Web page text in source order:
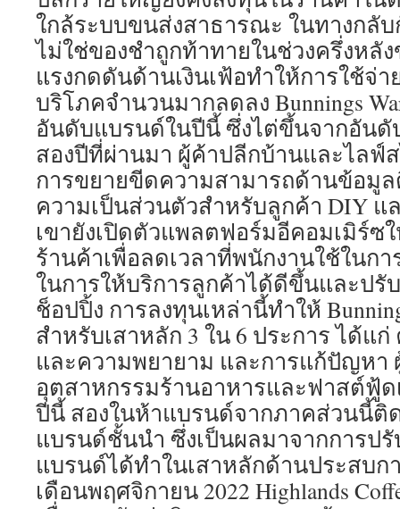
ใกล้ระบบขนส่งสาธารณะ ในทางกลั
ไม่ใช่ของชำถูกท้าทายในช่วงครึ่งหลัง
แรงกดดันด้านเงินเฟ้อทำให้การใช้จ่
บริโภคจำนวนมากลดลง Bunnings
อันดับแบรนด์ในปีนี้ ซึ่งไต่ขึ้นจากอันดั
สองปีที่ผ่านมา ผู้ค้าปลีกบ้านและไลฟ์
การขยายขีดความสามารถด้านข้อมู
ความเป็นส่วนตัวสำหรับลูกค้า DIY แ
เขายังเปิดตัวแพลตฟอร์มอีคอมเมิร์ซ
ร้านค้าเพื่อลดเวลาที่พนักงานใช้ในก
ในการให้บริการลูกค้าได้ดีขึ้นและปรั
ช็อปปิ้ง การลงทุนเหล่านี้ทำให้
สำหรับเสาหลัก 3 ใน 6 ประการ ได้แ
และความพยายาม และการแก้ปัญหา
อุตสาหกรรมร้านอาหารและฟาสต์ฟู้
ปีนี้ สองในห้าแบรนด์จากภาคส่วนนี้ติ
แบรนด์ชั้นนำ ซึ่งเป็นผลมาจากการป
แบรนด์ได้ทำในเสาหลักด้านประสบ
เดือนพฤศจิกายน 2022 Highlands